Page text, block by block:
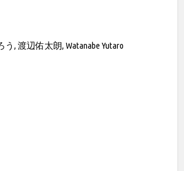
, 渡辺佑太朗, Watanabe Yutaro